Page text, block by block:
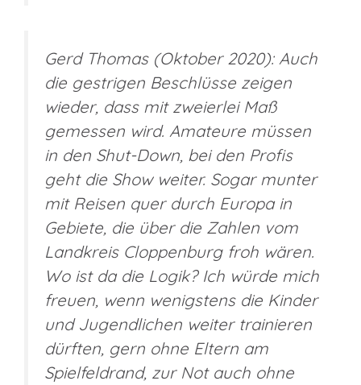
Gerd Thomas (Oktober 2020): Auch
die gestrigen Beschlüsse zeigen
wieder, dass mit zweierlei Maß
gemessen wird. Amateure müssen
in den Shut-Down, bei den Profis
geht die Show weiter. Sogar munter
mit Reisen quer durch Europa in
Gebiete, die über die Zahlen vom
Landkreis Cloppenburg froh wären.
Wo ist da die Logik? Ich würde mich
freuen, wenn wenigstens die Kinder
und Jugendlichen weiter trainieren
dürften, gern ohne Eltern am
Spielfeldrand, zur Not auch ohne